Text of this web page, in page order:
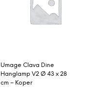
Umage Clava Dine
Hanglamp V2 Ø 43 x 28
cm – Koper